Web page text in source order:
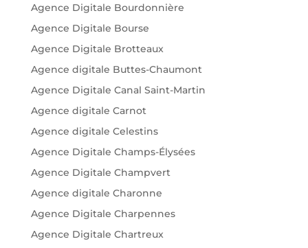
Agence Digitale Bourdonnière
Agence Digitale Bourse
Agence Digitale Brotteaux
Agence digitale Buttes-Chaumont
Agence Digitale Canal Saint-Martin
Agence digitale Carnot
Agence digitale Celestins
Agence Digitale Champs-Élysées
Agence Digitale Champvert
Agence digitale Charonne
Agence Digitale Charpennes
Agence Digitale Chartreux